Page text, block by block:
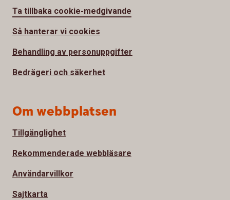
Ta tillbaka cookie-medgivande
Så hanterar vi cookies
Behandling av personuppgifter
Bedrägeri och säkerhet
Om webbplatsen
Tillgänglighet
Rekommenderade webbläsare
Användarvillkor
Sajtkarta